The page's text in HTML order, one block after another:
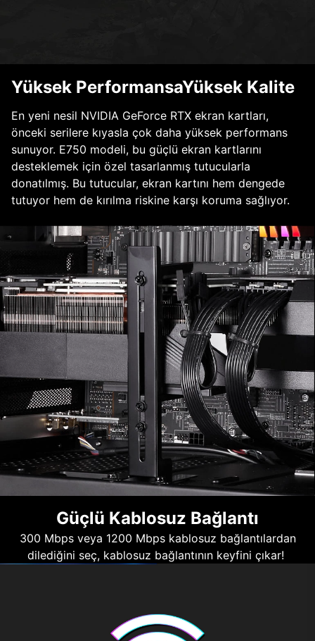
Yüksek PerformansaYüksek Kalite
En yeni nesil NVIDIA GeForce RTX ekran kartları,
önceki serilere kıyasla çok daha yüksek performans
sunuyor. E750 modeli, bu güçlü ekran kartlarını
desteklemek için özel tasarlanmış tutucularla
donatılmış. Bu tutucular, ekran kartını hem dengede
tutuyor hem de kırılma riskine karşı koruma sağlıyor.
Güçlü Kablosuz Bağlantı
300 Mbps veya 1200 Mbps kablosuz bağlantılardan
dilediğini seç, kablosuz bağlantının keyfini çıkar!